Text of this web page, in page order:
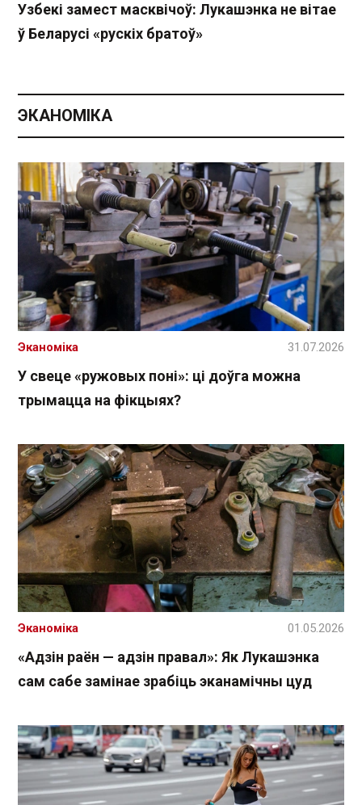
Узбекі замест масквічоў: Лукашэнка не вітае
ў Беларусі «рускіх братоў»
ЭКАНОМІКА
У свеце «ружовых поні»: ці доўга можна
трымацца на фікцыях?
Эканоміка 31.07.2026
«Адзін раён — адзін правал»: Як Лукашэнка
сам сабе замінае зрабіць эканамічны цуд
Эканоміка 01.05.2026